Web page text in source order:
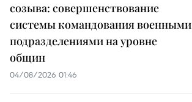
созыва: совершенствование
системы командования военными
подразделениями на уровне
общин
04/08/2026 01:46